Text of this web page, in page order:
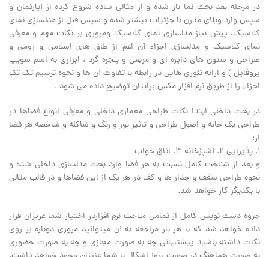
در مرحله بعد بحث نما باز شده و از مثالی ساده شروع کرده از آپارتمان و
سپس وارد ویلای مدرن با جزئیات بیشتر شده و سپس قبل از مدلسازی نمای
کلاسیک، پیش نیاز مدلسازی نمای کلاسیک ومروری بر نکات مهم و معرفی
نمای کلاسیک و مدلسازی اجزاء آن اعم از طاق های اسلامی و رومی و
صراحی و ستون های دایره ای و مربعی و پنجره گرد ، ابزاری به اسم سویپ
پروفایل ) و ارائه تئوری هایی در رابطه با تفاوت آن ها و نحوه ترسیم تک تک
اجزاء را از طریق نرم افزار مکس برایتان توضیح داده می شود .
در بحث داخلی ابتدا نکات طراحی معماری داخلی و معرفی انواع فضاها در
طراحی یک خانه و اصول طراحی و تاثیر نور و رنگ و شاکله و شاخصه هر فضا
از:
1. پذیرایی 2. آشپزخانه 3. اتاق خواب
و بعد از شناخت کامل نسبت به هر فضا وارد بحث مدلسازی داخلی شده و
نحوه طراحی سقف و جدار ها و کف در هر یک از این فضاها و در قالب مثالی
با یکدیگر کار خواهد شد.
جزوه دست نویس کامل از تمامی مباحث نرم افزاردر اختیار شما عزیزان قرار
داده خواهد شد که با هر بار مراجعه به آن میتوانید مروری دوباره بر روی
نکات داشته باشید پیشتیبانی چه به صورت مجازی و چه به صورت حضوری